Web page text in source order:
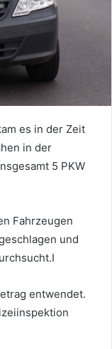
es in der Zeit
in der
5 PKW
Fahrzeugen
und
entwendet.